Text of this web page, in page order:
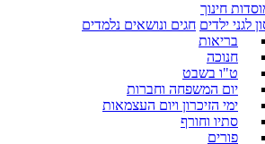
חינוך
לגני ילדים חגים ונושאים נלמדים
בריאות
חנוכה
ט"ו בשבט
יום המשפחה וחברות
ימי הזיכרון ויום העצמאות
סתיו וחורף
פורים